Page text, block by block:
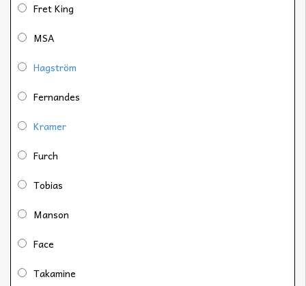
Fret King
MSA
Hagström
Fernandes
Kramer
Furch
Tobias
Manson
Face
Takamine